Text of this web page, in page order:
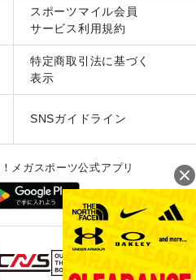
スポーツマイル会員
サービス利用規約
特定商取引法に基づく
表示
SNSガイドライン
メガスポーツ公式アプリ